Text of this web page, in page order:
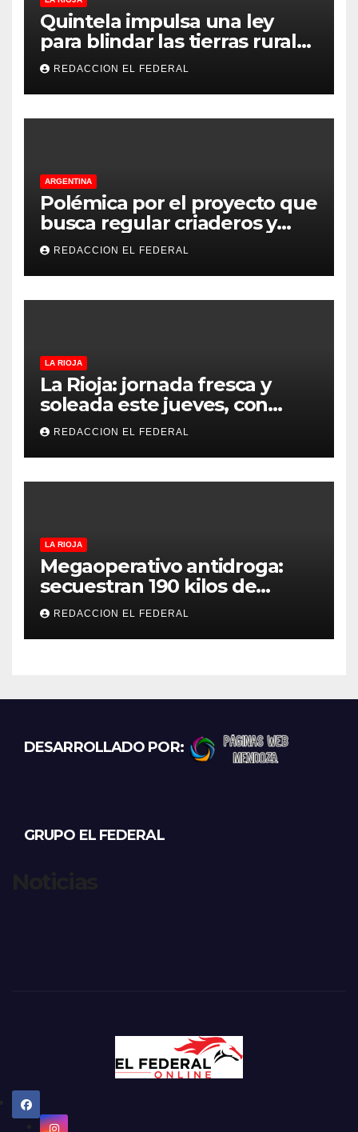
Quintela impulsa una ley
para blindar las tierras rurales
de La Rioja: cuáles son los
principales puntos
REDACCION EL FEDERAL
ARGENTINA
Polémica por el proyecto que
busca regular criaderos y
refugios de perros y gatos:
denuncian excesos, mientras
proteccionistas reclaman
controles más duros
REDACCION EL FEDERAL
LA RIOJA
La Rioja: jornada fresca y
soleada este jueves, con
temperaturas estables para
el viernes
REDACCION EL FEDERAL
LA RIOJA
Megaoperativo antidroga:
secuestran 190 kilos de
marihuana que tenían como
destino La Rioja y Catamarca
REDACCION EL FEDERAL
DESARROLLADO POR:
GRUPO EL FEDERAL